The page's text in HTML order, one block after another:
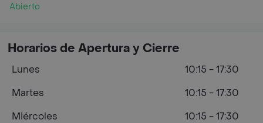
Abierto
Horarios de Apertura y Cierre
Lunes
10:15 - 17:30
Martes
10:15 - 17:30
Miércoles
10:15 - 17:30